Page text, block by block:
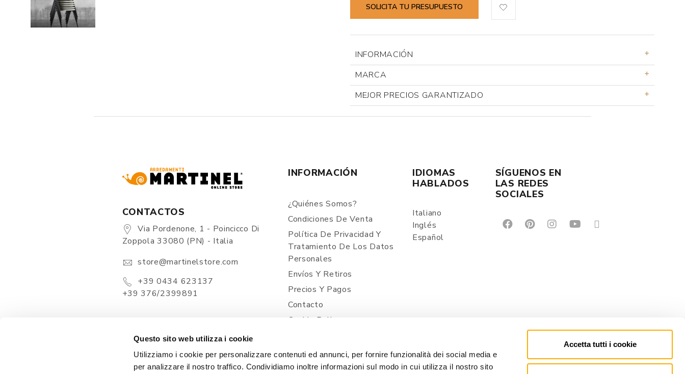
Questo sito web utilizza i cookie
Utilizziamo i cookie per personalizzare contenuti ed annunci, per fornire funzionalità dei social media e
per analizzare il nostro traffico. Condividiamo inoltre informazioni sul modo in cui utilizza il nostro sito
Accetta tutti i cookie
SOLICITA TU PRESUPUESTO
INFORMACIÓN
MARCA
MEJOR PRECIOS GARANTIZADO
CONTACTOS
Via Pordenone, 1 - Poincicco Di
Zoppola 33080 (PN) - Italia
store@martinelstore.com
+39 0434 623137
+39 376/2399891
INFORMACIÓN
¿Quiénes Somos?
Condiciones De Venta
Política De Privacidad Y
Tratamiento De Los Datos
Personales
Envíos Y Retiros
Precios Y Pagos
Contacto
Cookie Policy
IDIOMAS
HABLADOS
Italiano
Inglés
Español
SÍGUENOS EN
LAS REDES
SOCIALES